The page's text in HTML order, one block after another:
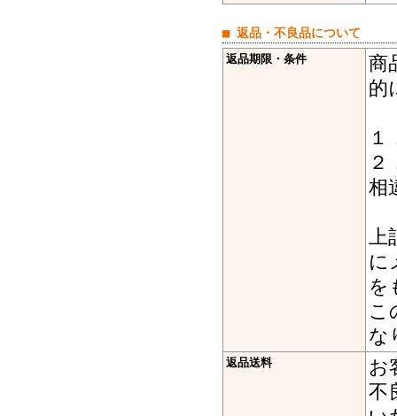
■ 返品・不良品について
返品期限・条件
商
的
１
２
相
上
に
を
こ
な
返品送料
お
不